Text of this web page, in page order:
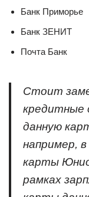
Банк Приморье
Банк ЗЕНИТ
Почта Банк
Стоит
кредитные
данную
например,
карты
рамках